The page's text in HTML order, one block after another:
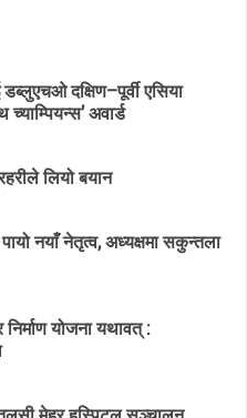
दक्षिण–पूर्वी एसिया
च्याम्पियन्स’ अवार्ड
लियो बयान
नयाँ नेतृत्व, अध्यक्षमा सकुन्तला
योजना यथावत् :